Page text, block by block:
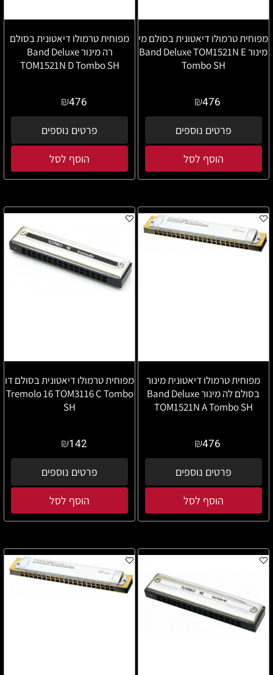
מפוחית טרמולו דיאטונית בסולם מי
מינור Band Deluxe TOM1521N E
Tombo SH
₪476
פרטים נוספים
הוסף לסל
מפוחית טרמולו דיאטונית בסולם
רה מינור Band Deluxe
TOM1521N D Tombo SH
₪476
פרטים נוספים
הוסף לסל
מפוחית טרמולו דיאטונית מינור
בסולם לה מינור Band Deluxe
TOM1521N A Tombo SH
₪476
פרטים נוספים
הוסף לסל
מפוחית טרמולו דיאטונית בסולם דו
Tremolo 16 TOM3116 C Tombo
SH
₪142
פרטים נוספים
הוסף לסל